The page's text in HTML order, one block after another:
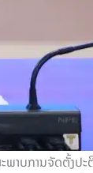
ພາບການຈັດຕັ້ງປ